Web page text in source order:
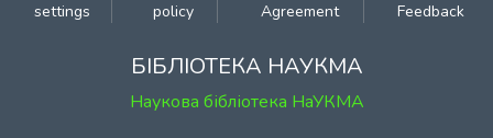
settings
policy
Agreement
Feedback
БІБЛІОТЕКА НАУКМА
Наукова бібліотека НаУКМА